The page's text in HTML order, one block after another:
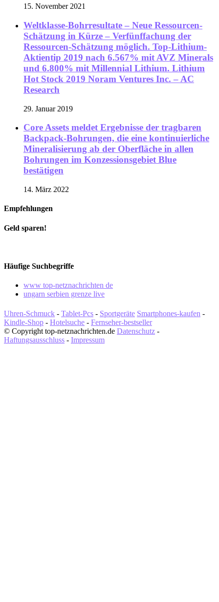
15. November 2021
Weltklasse-Bohrresultate – Neue Ressourcen-
Schätzung in Kürze – Verfünffachung der
Ressourcen-Schätzung möglich. Top-Lithium-
Aktientip 2019 nach 6.567% mit AVZ Minerals
und 6.800% mit Millennial Lithium. Lithium
Hot Stock 2019 Noram Ventures Inc. – AC
Research
29. Januar 2019
Core Assets meldet Ergebnisse der tragbaren
Backpack-Bohrungen, die eine kontinuierliche
Mineralisierung ab der Oberfläche in allen
Bohrungen im Konzessionsgebiet Blue
bestätigen
14. März 2022
Empfehlungen
Geld sparen!
Häufige Suchbegriffe
www top-netznachrichten de
ungarn serbien grenze live
Uhren-Schmuck - Tablet-Pcs - Sportgeräte Smartphones-kaufen -
Kindle-Shop - Hotelsuche - Fernseher-bestseller
© Copyright top-netznachrichten.de Datenschutz -
Haftungsausschluss - Impressum